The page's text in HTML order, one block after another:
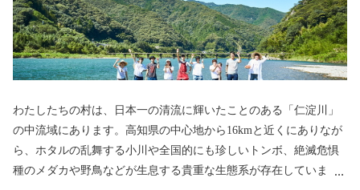
わたしたちの村は、日本一の清流に輝いたことのある「仁淀川」
の中流域にあります。高知県の中心地から16kmと近くにありなが
ら、ホタルの乱舞する小川や全国的にも珍しいトンボ、絶滅危惧
種のメダカや野鳥などが生息する貴重な生態系が存在していま